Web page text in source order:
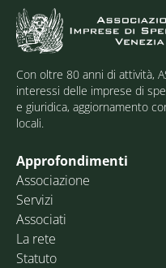
Con oltre 80 anni di attività,
interessi delle imprese di
e giuridica, aggiornamento
locali.
Approfondimenti
Associazione
Servizi
Associati
La rete
Statuto